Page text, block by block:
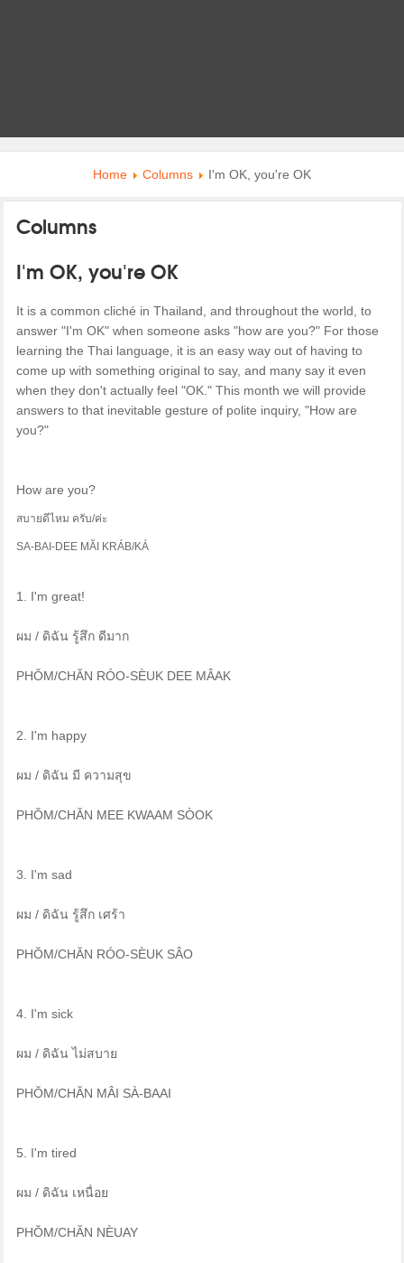
Home Columns I'm OK, you're OK
Columns
I'm OK, you're OK
It is a common cliché in Thailand, and throughout the world, to
answer "I'm OK" when someone asks "how are you?" For those
learning the Thai language, it is an easy way out of having to
come up with something original to say, and many say it even
when they don't actually feel "OK." This month we will provide
answers to that inevitable gesture of polite inquiry, "How are
you?"
How are you?
สบายดีไหม ครับ/ค่ะ
SA-BAI-DEE MĂI KRÁB/KÁ
1. I'm great!
ผม / ดิฉัน รู้สึก ดีมาก
PHŎM/CHĂN RÓO-SÈUK DEE MÂAK
2. I'm happy
ผม / ดิฉัน มี ความสุข
PHŎM/CHĂN MEE KWAAM SÒOK
3. I'm sad
ผม / ดิฉัน รู้สึก เศร้า
PHŎM/CHĂN RÓO-SÈUK SÂO
4. I'm sick
ผม / ดิฉัน ไม่สบาย
PHŎM/CHĂN MÂI SÀ-BAAI
5. I'm tired
ผม / ดิฉัน เหนื่อย
PHŎM/CHĂN NÈUAY